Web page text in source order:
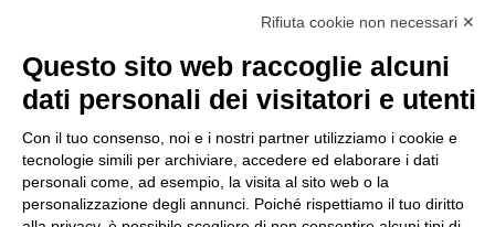
Società soggetta alla direzione e coordinamento
P.IVA 05338771008 REA n. 877679
UTILITÀ
Recupero Password
Verifica attestato di presenza
Rifiuta cookie non necessari ✕
Questo sito web raccoglie alcuni
dati personali dei visitatori e utenti
Con il tuo consenso, noi e i nostri partner utilizziamo i cookie e
tecnologie simili per archiviare, accedere ed elaborare i dati
personali come, ad esempio, la visita al sito web o la
personalizzazione degli annunci. Poiché rispettiamo il tuo diritto